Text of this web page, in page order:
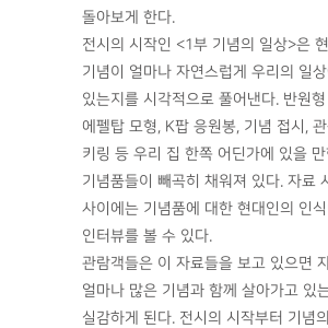
돌아보게 한다.
전시의 시작인 <1부 기념의 일상>은
기념이 얼마나 자연스럽게 우리의 일
있는지를 시각적으로 풀어낸다. 반원
에펠탑 모형, K팝 응원봉, 기념 접시,
키링 등 우리 집 한쪽 어딘가에 있을
기념품들이 빼곡히 채워져 있다. 자료
사이에는 기념품에 대한 현대인의 인
인터뷰를 볼 수 있다.
관람객들은 이 자료들을 보고 있으면
얼마나 많은 기념과 함께 살아가고 있
실감하게 된다. 전시의 시작부터 기념